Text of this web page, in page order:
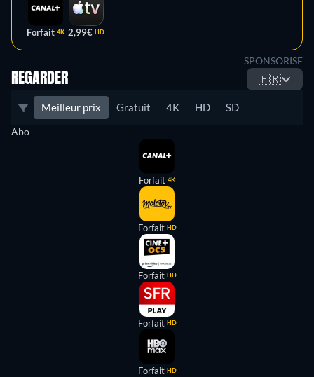
Forfait 4K 2,99€ HD
SPONSORISE
REGARDER 🇫🇷
Meilleur prix Gratuit 4K HD SD
Abo
Forfait 4K
Forfait HD
Forfait HD
Forfait HD
Forfait HD